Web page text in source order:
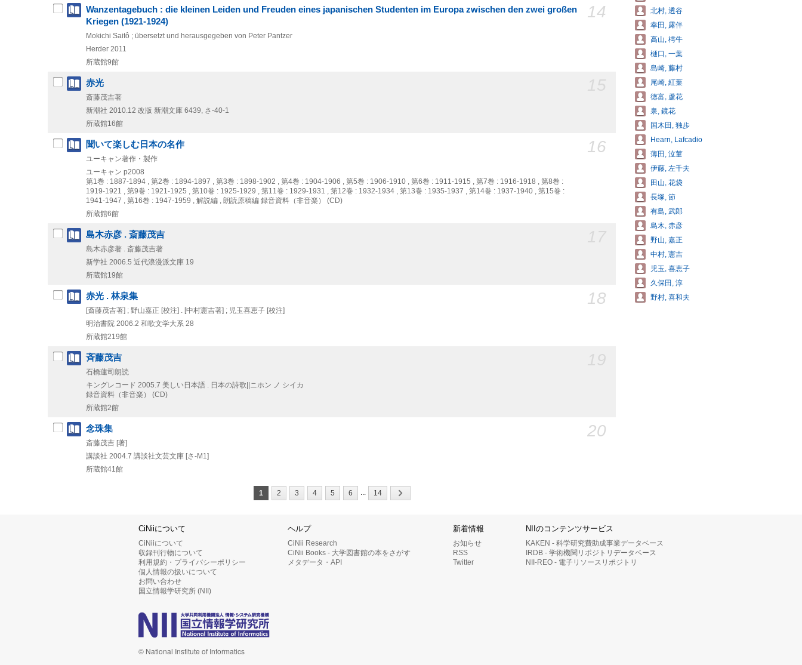
14
Wanzentagebuch : die kleinen Leiden und Freuden eines japanischen Studenten im Europa zwischen den zwei großen
Kriegen (1921-1924)
Mokichi Saitô ; übersetzt und herausgegeben von Peter Pantzer
Herder 2011
所蔵館9館
赤光
斎藤茂吉著
新潮社 2010.12 改版 新潮文庫 6439, さ-40-1
所蔵館16館
16
聞いて楽しむ日本の名作
ユーキャン著作・製作
ユーキャン p2008
第1巻 : 1887-1894 , 第2巻 : 1894-1897 , 第3巻 : 1898-1902 , 第4巻 : 1904-1906 , 第5巻 : 1906-1910 , 第6巻 : 1911-1915 , 第7巻 : 1916-1918 , 第8巻 :
1919-1921 , 第9巻 : 1921-1925 , 第10巻 : 1925-1929 , 第11巻 : 1929-1931 , 第12巻 : 1932-1934 , 第13巻 : 1935-1937 , 第14巻 : 1937-1940 , 第15巻 :
1941-1947 , 第16巻 : 1947-1959 , 解説編 , 朗読原稿編 録音資料（非音楽） (CD)
所蔵館6館
島木赤彦 . 斎藤茂吉
島木赤彦著 . 斎藤茂吉著
新学社 2006.5 近代浪漫派文庫 19
所蔵館19館
18
赤光 . 林泉集
[斎藤茂吉著] ; 野山嘉正 [校注] . [中村憲吉著] ; 児玉喜恵子 [校注]
明治書院 2006.2 和歌文学大系 28
所蔵館219館
斉藤茂吉
石橋蓮司朗読
キングレコード 2005.7 美しい日本語 . 日本の詩歌||ニホン ノ シイカ
録音資料（非音楽） (CD)
所蔵館2館
20
念珠集
斎藤茂吉 [著]
講談社 2004.7 講談社文芸文庫 [さ-M1]
所蔵館41館
1 2 3 4 5 6 ... 14
北村, 透谷
幸田, 露伴
高山, 樗牛
樋口, 一葉
島崎, 藤村
尾崎, 紅葉
徳富, 蘆花
泉, 鏡花
国木田, 独歩
Hearn, Lafcadio
薄田, 泣菫
伊藤, 左千夫
田山, 花袋
長塚, 節
有島, 武郎
島木, 赤彦
野山, 嘉正
中村, 憲吉
児玉, 喜恵子
久保田, 淳
野村, 喜和夫
CiNiiについて
CiNiiについて
収録刊行物について
利用規約・プライバシーポリシー
個人情報の扱いについて
お問い合わせ
国立情報学研究所 (NII)
ヘルプ
CiNii Research
CiNii Books - 大学図書館の本をさがす
メタデータ・API
新着情報
お知らせ
RSS
Twitter
NIIのコンテンツサービス
KAKEN - 科学研究費助成事業データベース
IRDB - 学術機関リポジトリデータベース
NII-REO - 電子リソースリポジトリ
© National Institute of Informatics